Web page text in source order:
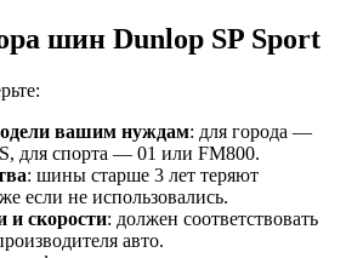
шин Dunlop SP Sport
вашим нуждам: для города —
для спорта — 01 или FM800.
: шины старше 3 лет теряют
если не использовались.
и скорости: должен соответствовать
авто.